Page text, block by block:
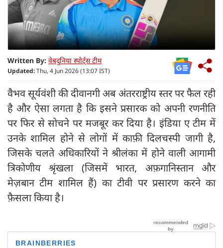
Written By: वेबदुनिया स्पोर्ट्स टीम
Updated:Thu, 4 Jun 2026 (13:07 IST)
वैभव सूर्यवंशी की दीवानगी अब अंतरराष्ट्रीय स्तर पर फैल रही
है और ऐसा लगता है कि इसने प्रसारक को अपनी रणनीति
पर फिर से सोचने पर मजबूर कर दिया है। इंडिया ए टीम में
उनके शामिल होने से लोगों में काफ़ी दिलचस्पी जागी है,
जिसके चलते अधिकारियों ने श्रीलंका में होने वाली आगामी
त्रिकोणीय श्रृंखला (जिसमें भारत, अफ़गानिस्तान और
मेज़बान टीम शामिल हैं) का टीवी पर प्रसारण करने का
फ़ैसला किया है।